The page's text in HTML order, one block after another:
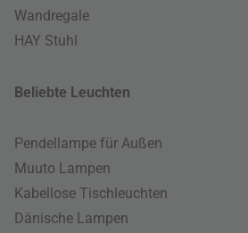
Wandregale
HAY Stuhl
Beliebte Leuchten
Pendellampe für Außen
Muuto Lampen
Kabellose Tischleuchten
Dänische Lampen